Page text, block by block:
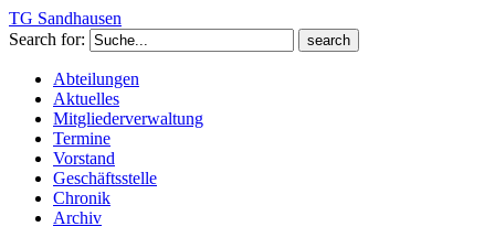
TG Sandhausen
Search for:
Abteilungen
Aktuelles
Mitgliederverwaltung
Termine
Vorstand
Geschäftsstelle
Chronik
Archiv